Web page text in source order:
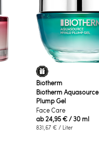
Biotherm
Biotherm
Plump Gel
Face Care
ab24,95 €/ 30 ml
831,67 € / Liter